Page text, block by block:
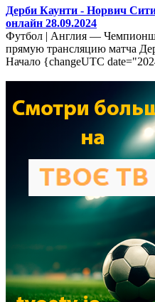
Дерби Каунти - Норвич
онлайн 28.09.2024
Футбол | Англия —
прямую трансляцию матча
Начало {changeUTC